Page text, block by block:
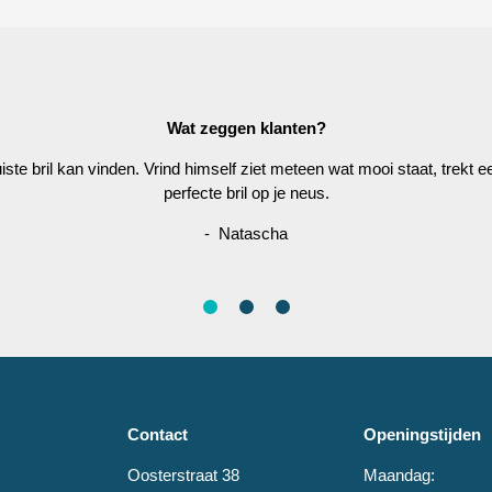
Wat zeggen klanten?
bril kan vinden. Vrind himself ziet meteen wat mooi staat, trekt
perfecte bril op je neus.
- Natascha
Contact
Oosterstraat 38
Openingstijden
Maandag: